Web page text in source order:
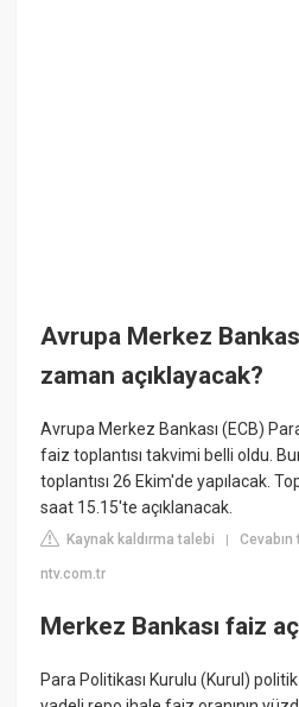
Avrupa Merkez
zaman açıklayacak?
Avrupa Merkez Bankası (ECB)
faiz toplantısı takvimi belli oldu.
toplantısı 26 Ekim'de yapılacak.
saat 15.15'te açıklanacak.
Kaynak kaldırma talebi |Cevabın
ntv.com.tr
Merkez Bankası faiz
Para Politikası Kurulu (Kurul)